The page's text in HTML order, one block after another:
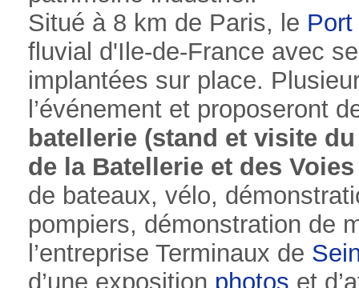
Situé à 8 km de Paris, le Port
fluvial d'Ile-de-France avec
implantées sur place.
l’événement et proposeront
batellerie (stand et visite
de la Batellerie et des
de bateaux, vélo,
pompiers, démonstration de
l’entreprise Terminaux de
d’une exposition photos et